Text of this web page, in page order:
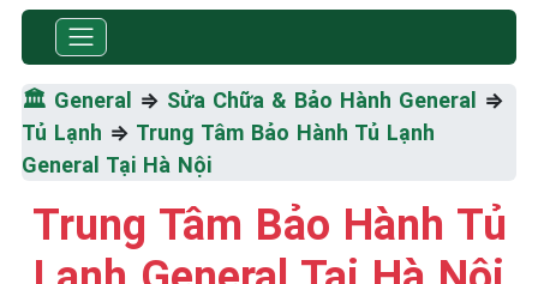
SỬA CHỮA & BẢO HÀNH
GENERAL
Tốc Độ Tối Đa • Chất Lượng Tối Ưu • Chi Phí Tối
Thiểu
☎️ 09.86.85.89.22
🏛️ General ⇒ Sửa Chữa & Bảo Hành General
⇒
Tủ Lạnh ⇒ Trung Tâm Bảo Hành Tủ Lạnh
General Tại Hà Nội
Trung Tâm Bảo Hành Tủ